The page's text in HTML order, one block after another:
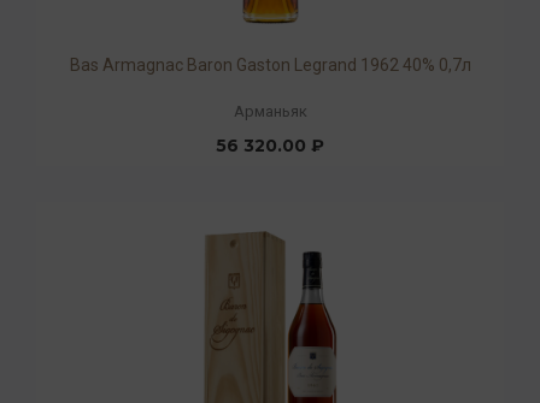
Bas Armagnac Baron Gaston Legrand 1962 40% 0,7л
Арманьяк
56 320.00 ₽